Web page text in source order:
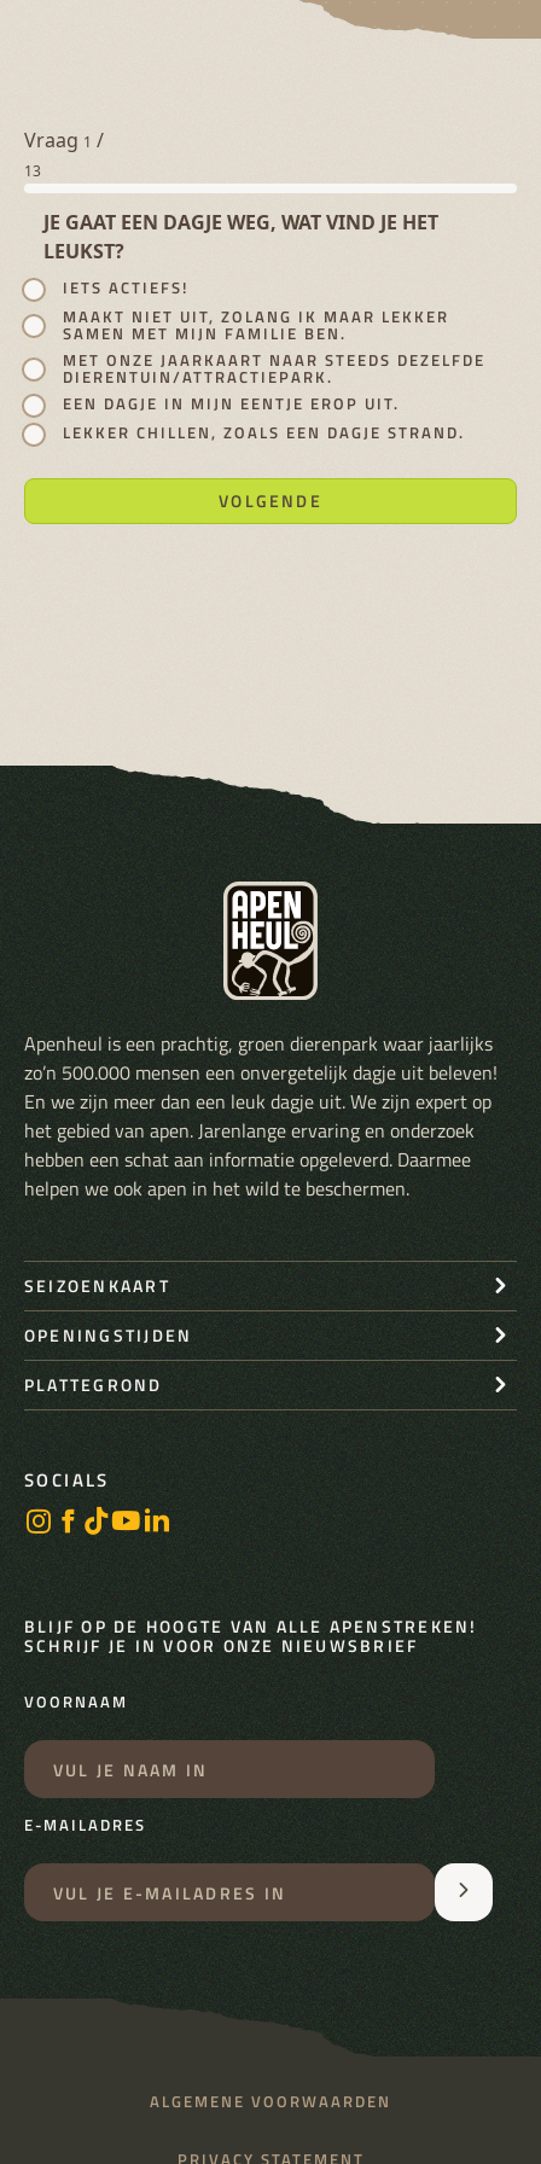
Vraag 1 /
13
JE GAAT EEN DAGJE WEG, WAT VIND JE HET
LEUKST?
IETS ACTIEFS!
MAAKT NIET UIT, ZOLANG IK MAAR LEKKER
SAMEN MET MIJN FAMILIE BEN.
MET ONZE JAARKAART NAAR STEEDS DEZELFDE
DIERENTUIN/ATTRACTIEPARK.
EEN DAGJE IN MIJN EENTJE EROP UIT.
LEKKER CHILLEN, ZOALS EEN DAGJE STRAND.
Apenheul is een prachtig, groen dierenpark waar jaarlijks
zo’n 500.000 mensen een onvergetelijk dagje uit beleven!
En we zijn meer dan een leuk dagje uit. We zijn expert op
het gebied van apen. Jarenlange ervaring en onderzoek
hebben een schat aan informatie opgeleverd. Daarmee
helpen we ook apen in het wild te beschermen.
SEIZOENKAART
OPENINGSTIJDEN
PLATTEGROND
SOCIALS
BLIJF OP DE HOOGTE VAN ALLE APENSTREKEN!
SCHRIJF JE IN VOOR ONZE NIEUWSBRIEF
VOORNAAM
E-MAILADRES
ALGEMENE VOORWAARDEN